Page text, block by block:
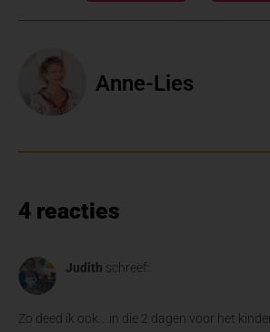
Anne-Lies
4 reacties
Judith schreef:
Zo deed ik ook….in die 2 dagen voor het